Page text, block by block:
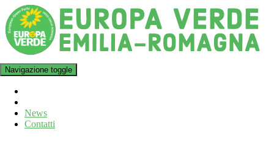
Navigazione toggle
News
Contatti